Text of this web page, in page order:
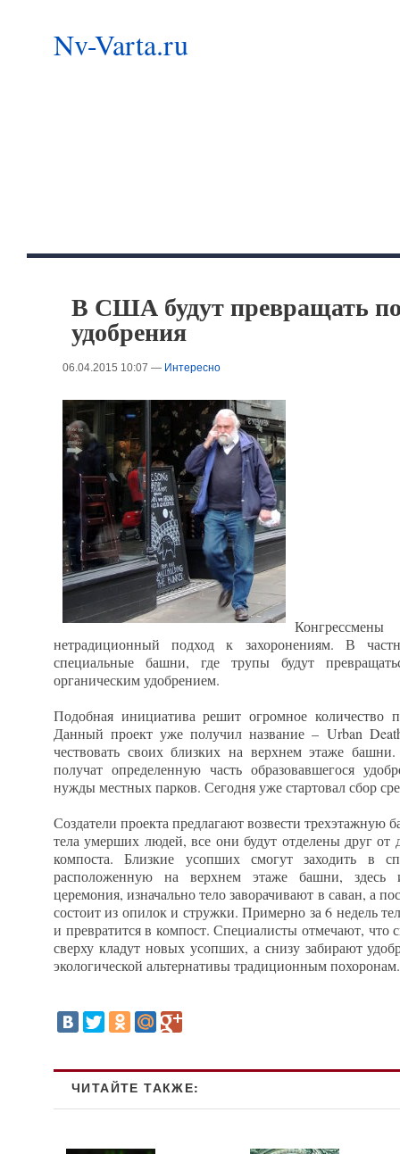
Nv-Varta.ru
В США будут превращать
удобрения
06.04.2015 10:07 — Интересно
нетрадиционный подход к захоронениям. В
специальные башни, где трупы будут
органическим удобрением.
Подобная инициатива решит огромное количество
Данный проект уже получил название – Urban
чествовать своих близких на верхнем этаже
получат определенную часть образовавшегося
нужды местных парков. Сегодня уже стартовал сбор
Создатели проекта предлагают возвести трехэтажную
тела умерших людей, все они будут отделены друг от
компоста. Близкие усопших смогут заходить в
расположенную на верхнем этаже башни, здесь
церемония, изначально тело заворачивают в саван, а
состоит из опилок и стружки. Примерно за 6 недель
и превратится в компост. Специалисты отмечают, что
сверху кладут новых усопших, а снизу забирают
экологической альтернативы традиционным похоронам.
ЧИТАЙТЕ ТАКЖЕ: